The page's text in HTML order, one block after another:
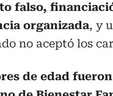
falso,
organizada, y
no aceptó los
de edad